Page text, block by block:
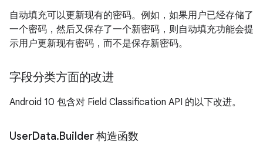
自动填充可以更新现有的密码。例如，如果用户已经存储了
一个密码，然后又保存了一个新密码，则自动填充功能会提
示用户更新现有密码，而不是保存新密码。
字段分类方面的改进
Android 10 包含对 Field Classification API 的以下改进。
UserData.Builder 构造函数